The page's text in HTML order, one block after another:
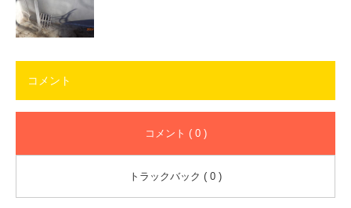
コメント
コメント ( 0 )
トラックバック ( 0 )